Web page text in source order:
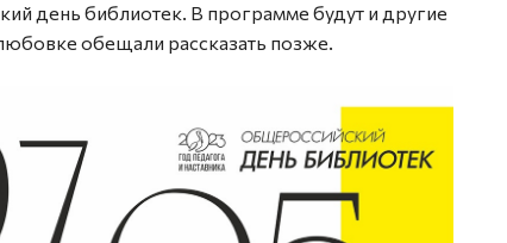
день библиотек. В программе будут и другие
обещали рассказать позже.